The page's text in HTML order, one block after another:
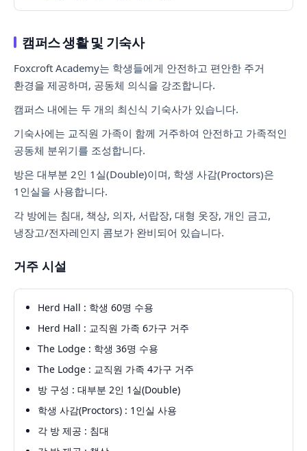
캠퍼스 생활 및 기숙사
Foxcroft Academy는 학생들에게 안전하고 편안한 주거
환경을 제공하며, 공동체 의식을 강조합니다.
캠퍼스 내에는 두 개의 최신식 기숙사가 있습니다.
기숙사에는 교직원 가족이 함께 거주하여 안전하고 가족적인
공동체 분위기를 조성합니다.
방은 대부분 2인 1실(Double)이며, 학생 사감(Proctors)은
1인실을 사용합니다.
각 방에는 침대, 책상, 의자, 서랍장, 대형 옷장, 개인 금고,
냉장고/전자레인지 콤보가 완비되어 있습니다.
거주 시설
Herd Hall : 학생 60명 수용
Herd Hall : 교직원 가족 6가구 거주
The Lodge : 학생 36명 수용
The Lodge : 교직원 가족 4가구 거주
방 구성 : 대부분 2인 1실(Double)
학생 사감(Proctors) : 1인실 사용
각 방 제공 : 침대